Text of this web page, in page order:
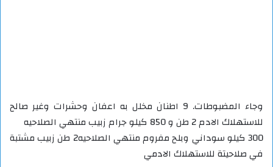
وجاء المضبوطات. 9 اطنان مخلل به اعفان وحشرات وغير صالح
للاستهلاك الادم 2 طن و 850 كيلو جرام زبيب منتهي الصلاحيه
300 كيلو سوداني وبلح مفروم منتهي الصلاحيه2 طن زبيب مشتبة
في صلاحيتة للاستهلاك الادمي